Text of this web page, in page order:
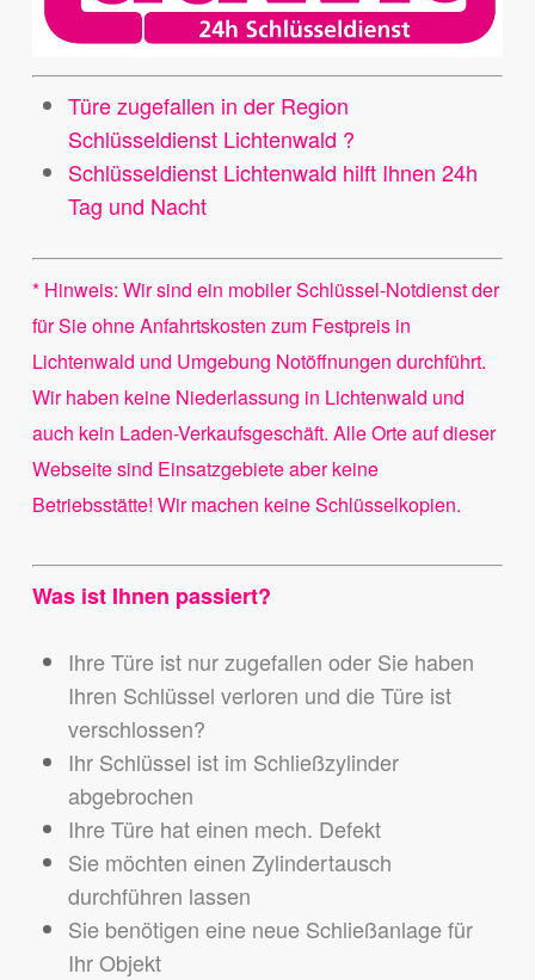
Türe zugefallen in der Region
Schlüsseldienst Lichtenwald ?
Schlüsseldienst Lichtenwald hilft Ihnen 24h
Tag und Nacht
* Hinweis: Wir sind ein mobiler Schlüssel-Notdienst der
für Sie ohne Anfahrtskosten zum Festpreis in
Lichtenwald und Umgebung Notöffnungen durchführt.
Wir haben keine Niederlassung in Lichtenwald und
auch kein Laden-Verkaufsgeschäft. Alle Orte auf dieser
Webseite sind Einsatzgebiete aber keine
Betriebsstätte! Wir machen keine Schlüsselkopien.
Was ist Ihnen passiert?
Ihre Türe ist nur zugefallen oder Sie haben
Ihren Schlüssel verloren und die Türe ist
verschlossen?
Ihr Schlüssel ist im Schließzylinder
abgebrochen
Ihre Türe hat einen mech. Defekt
Sie möchten einen Zylindertausch
durchführen lassen
Sie benötigen eine neue Schließanlage für
Ihr Objekt